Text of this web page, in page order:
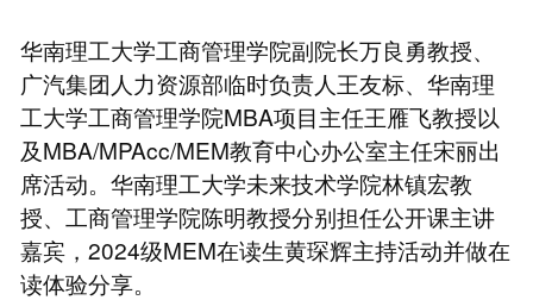
华南理工大学工商管理学院副院长万良勇教授、
广汽集团人力资源部临时负责人王友标、华南理
工大学工商管理学院MBA项目主任王雁飞教授以
及MBA/MPAcc/MEM教育中心办公室主任宋丽出
席活动。华南理工大学未来技术学院林镇宏教
授、工商管理学院陈明教授分别担任公开课主讲
嘉宾，2024级MEM在读生黄琛辉主持活动并做在
读体验分享。